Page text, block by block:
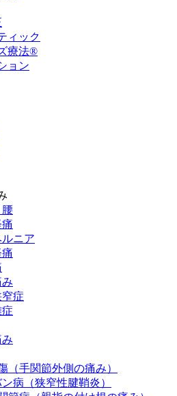
ィック
療法®
ョン
腰
ニア
症
（手関節外側の痛み）
ン病（狭窄性腱鞘炎）